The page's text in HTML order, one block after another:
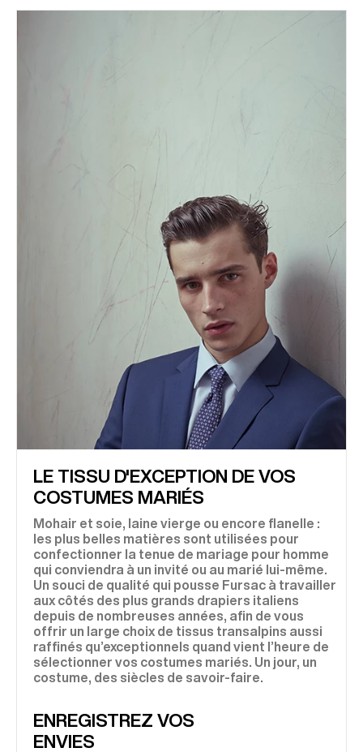
LE TISSU D'EXCEPTION DE VOS
COSTUMES MARIÉS
Mohair et soie, laine vierge ou encore flanelle :
les plus belles matières sont utilisées pour
confectionner la tenue de mariage pour homme
qui conviendra à un invité ou au marié lui-même.
Un souci de qualité qui pousse Fursac à travailler
aux côtés des plus grands drapiers italiens
depuis de nombreuses années, afin de vous
offrir un large choix de tissus transalpins aussi
raffinés qu’exceptionnels quand vient l’heure de
sélectionner vos costumes mariés. Un jour, un
costume, des siècles de savoir-faire.
ENREGISTREZ VOS
ENVIES